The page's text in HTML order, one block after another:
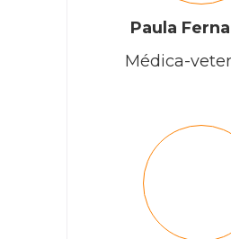
Paula
Médica-